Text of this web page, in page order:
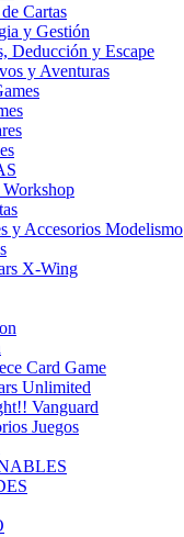
Cartas
y Gestión
Deducción y Escape
y Aventuras
Workshop
y Accesorios Modelismo
X-Wing
Card Game
Unlimited
Vanguard
Juegos